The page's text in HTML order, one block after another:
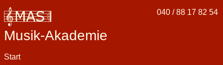
Musik-Akademie
040 / 88 17 82 54
überspringen
Start